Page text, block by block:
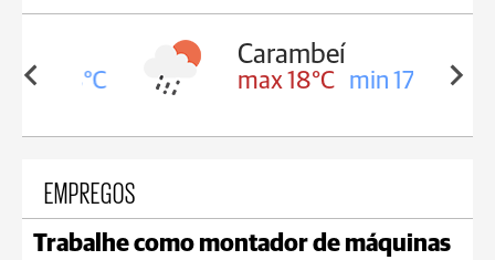
18°C
Carambeí
max 18°C min 17°C
EMPREGOS
Trabalhe como montador de máquinas